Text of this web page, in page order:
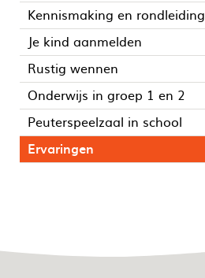
Kennismaking en rondleiding
Je kind aanmelden
Rustig wennen
Onderwijs in groep 1 en 2
Peuterspeelzaal in school
Ervaringen